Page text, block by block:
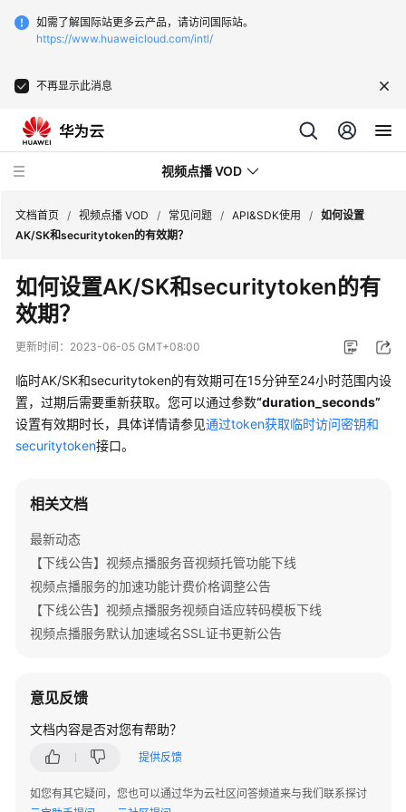
如需了解国际站更多云产品，请访问国际站。
https://www.huaweicloud.com/intl/
不再显示此消息
视频点播 VOD
最
新
动
服
务
告
品
介
绍
快
速
入
门
户
南
佳
文档首页 / 视频点播 VOD / 常见问题 / API&SDK使用 / 如何设置
AK/SK和securitytoken的有效期？
如何设置AK/SK和securitytoken的有
效期？
更新时间： 2023-06-05 GMT+08:00
临时AK/SK和securitytoken的有效期可在15分钟至24小时范围内设
置，过期后需要重新获取。您可以通过参数“duration_seconds”
设置有效期时长，具体详情请参见通过token获取临时访问密钥和
securitytoken接口。
相关文档
最新动态
【下线公告】视频点播服务音视频托管功能下线
视频点播服务的加速功能计费价格调整公告
【下线公告】视频点播服务视频自适应转码模板下线
视频点播服务默认加速域名SSL证书更新公告
意见反馈
文档内容是否对您有帮助？
提供反馈
如您有其它疑问，您也可以通过华为云社区问答频道来与我们联系探讨